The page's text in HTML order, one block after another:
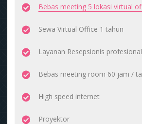
Bebas meeting 5 lokasi virtual
Sewa Virtual Office 1 tahun
Layanan Resepsionis profesional
Bebas meeting room 60 jam /
High speed internet
Proyektor